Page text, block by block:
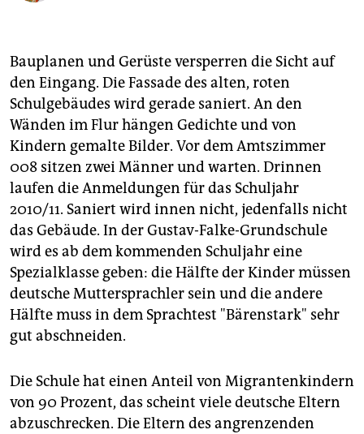
unterstützen
genossenschaft
epaper login
Bauplanen und Gerüste versperren die Sicht auf
den Eingang. Die Fassade des alten, roten
Schulgebäudes wird gerade saniert. An den
Wänden im Flur hängen Gedichte und von
Kindern gemalte Bilder. Vor dem Amtszimmer
008 sitzen zwei Männer und warten. Drinnen
laufen die Anmeldungen für das Schuljahr
2010/11. Saniert wird innen nicht, jedenfalls nicht
das Gebäude. In der Gustav-Falke-Grundschule
wird es ab dem kommenden Schuljahr eine
Spezialklasse geben: die Hälfte der Kinder müssen
deutsche Muttersprachler sein und die andere
Hälfte muss in dem Sprachtest "Bärenstark" sehr
gut abschneiden.
Die Schule hat einen Anteil von Migrantenkindern
von 90 Prozent, das scheint viele deutsche Eltern
abzuschrecken. Die Eltern des angrenzenden